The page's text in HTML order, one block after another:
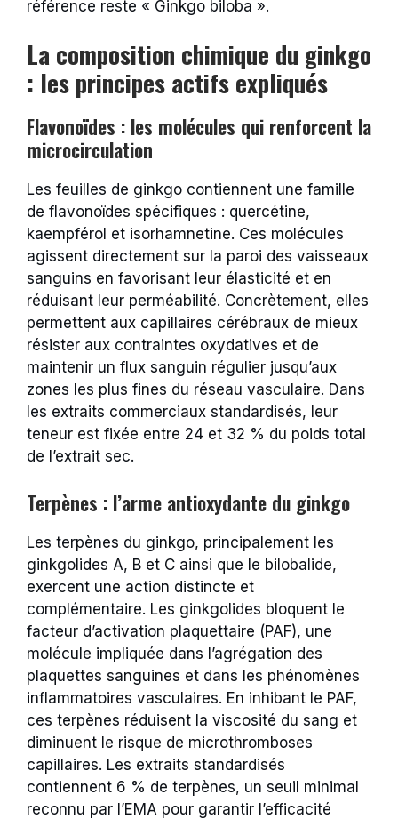
référence reste « Ginkgo biloba ».
La composition chimique du ginkgo
: les principes actifs expliqués
Flavonoïdes : les molécules qui renforcent la
microcirculation
Les feuilles de ginkgo contiennent une famille
de flavonoïdes spécifiques : quercétine,
kaempférol et isorhamnetine. Ces molécules
agissent directement sur la paroi des vaisseaux
sanguins en favorisant leur élasticité et en
réduisant leur perméabilité. Concrètement, elles
permettent aux capillaires cérébraux de mieux
résister aux contraintes oxydatives et de
maintenir un flux sanguin régulier jusqu’aux
zones les plus fines du réseau vasculaire. Dans
les extraits commerciaux standardisés, leur
teneur est fixée entre 24 et 32 % du poids total
de l’extrait sec.
Terpènes : l’arme antioxydante du ginkgo
Les terpènes du ginkgo, principalement les
ginkgolides A, B et C ainsi que le bilobalide,
exercent une action distincte et
complémentaire. Les ginkgolides bloquent le
facteur d’activation plaquettaire (PAF), une
molécule impliquée dans l’agrégation des
plaquettes sanguines et dans les phénomènes
inflammatoires vasculaires. En inhibant le PAF,
ces terpènes réduisent la viscosité du sang et
diminuent le risque de microthromboses
capillaires. Les extraits standardisés
contiennent 6 % de terpènes, un seuil minimal
reconnu par l’EMA pour garantir l’efficacité